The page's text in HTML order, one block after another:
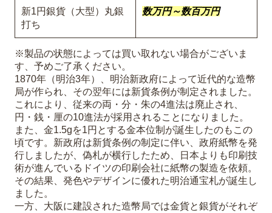
新1円銀貨（大型）丸銀
打ち
数万円～数百万円
※製品の状態によっては買い取れない場合がございま
す、予めご了承ください。
1870年（明治3年）、明治新政府によって近代的な造幣
局が作られ、その翌年には新貨条例が制定されました。
これにより、従来の両・分・朱の4進法は廃止され、
円・銭・厘の10進法が採用されることになりました。
また、金1.5gを1円とする金本位制が誕生したのもこの
頃です。新政府は新貨条例の制定に伴い、政府紙幣を発
行しましたが、偽札が横行したため、日本よりも印刷技
術が進んでいるドイツの印刷会社に紙幣の製造を依頼。
その結果、発色やデザインに優れた明治通宝札が誕生し
ました。
一方、大阪に建設された造幣局では金貨と銀貨がそれぞ